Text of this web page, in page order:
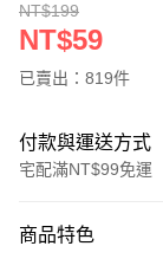
NT$199
NT$59
已賣出：819件
付款與運送方式
宅配滿NT$99免運
信用卡一次付款
商品特色